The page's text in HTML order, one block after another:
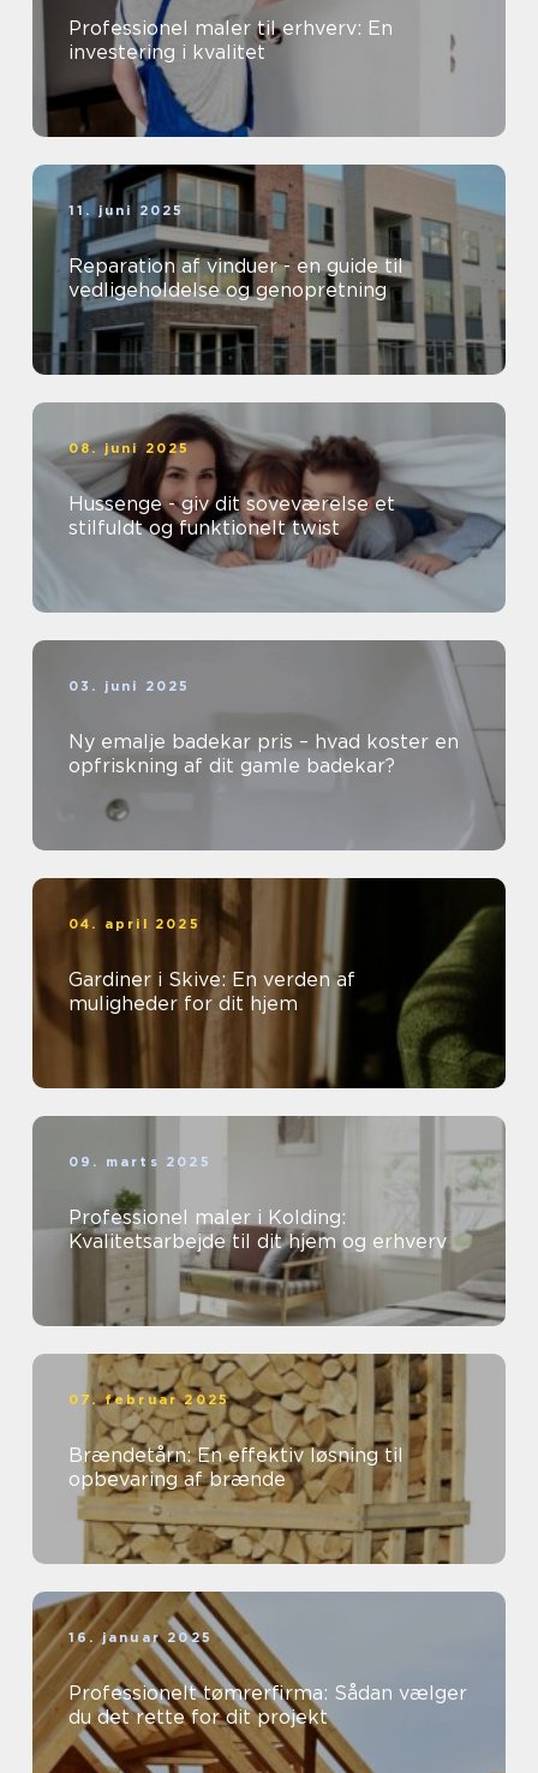
Professionel maler til erhverv: En
investering i kvalitet
11. juni 2025
Reparation af vinduer - en guide til
vedligeholdelse og genopretning
08. juni 2025
Hussenge - giv dit soveværelse et
stilfuldt og funktionelt twist
03. juni 2025
Ny emalje badekar pris – hvad koster en
opfriskning af dit gamle badekar?
04. april 2025
Gardiner i Skive: En verden af
muligheder for dit hjem
09. marts 2025
Professionel maler i Kolding:
Kvalitetsarbejde til dit hjem og erhverv
07. februar 2025
Brændetårn: En effektiv løsning til
opbevaring af brænde
16. januar 2025
Professionelt tømrerfirma: Sådan vælger
du det rette for dit projekt